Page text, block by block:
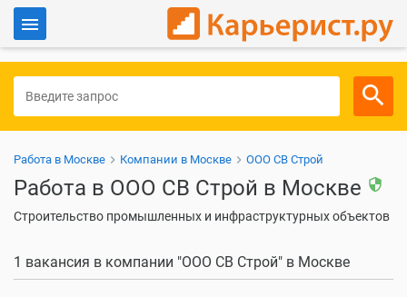
Для работодателей
Работа в Москве Компании в Москве ООО СВ Строй
Работа в ООО СВ Строй в Москве security
Строительство промышленных и инфраструктурных объектов
1 вакансия в компании "ООО СВ Строй" в Москве